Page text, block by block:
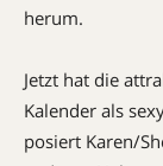
herum.
Jetzt hat die
Kalender als
posiert Karen/